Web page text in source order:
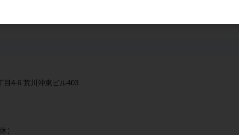
目4-6 荒川沖東ビル403
）